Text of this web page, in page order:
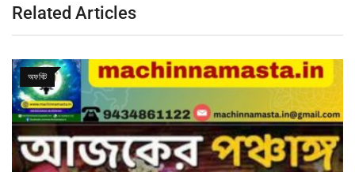
Related Articles
অফবিট